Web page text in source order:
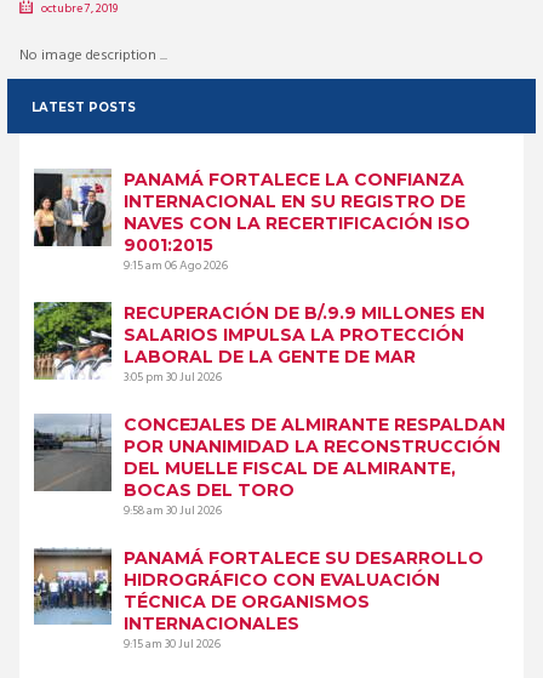
octubre 7, 2019
No image description ...
LATEST POSTS
PANAMÁ FORTALECE LA CONFIANZA
INTERNACIONAL EN SU REGISTRO DE
NAVES CON LA RECERTIFICACIÓN ISO
9001:2015
9:15 am06 Ago 2026
RECUPERACIÓN DE B/.9.9 MILLONES EN
SALARIOS IMPULSA LA PROTECCIÓN
LABORAL DE LA GENTE DE MAR
3:05 pm30 Jul 2026
CONCEJALES DE ALMIRANTE RESPALDAN
POR UNANIMIDAD LA RECONSTRUCCIÓN
DEL MUELLE FISCAL DE ALMIRANTE,
BOCAS DEL TORO
9:58 am30 Jul 2026
PANAMÁ FORTALECE SU DESARROLLO
HIDROGRÁFICO CON EVALUACIÓN
TÉCNICA DE ORGANISMOS
INTERNACIONALES
9:15 am30 Jul 2026